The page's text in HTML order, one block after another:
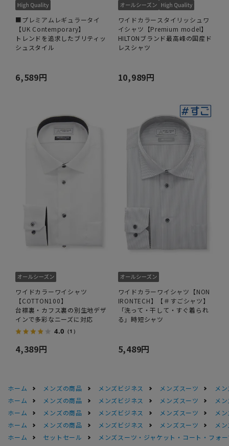
■プレミアムレギュラータイ
【UK Contemporary】
トレンドを追求したブリティッ
シュスタイル
6,589円
ワイドカラースタイリッシュワ
イシャツ【Premium model】
HILTONブランド最高峰の国産ド
レスシャツ
10,989円
ワイドカラーワイシャツ
【COTTON100】
台襟裏・カフス裏の別生地デザ
インで多彩なニーズに対応
4.0 （1）
4,389円
ワイドカラーワイシャツ【NON
IRONTECH】【＃すごシャツ】
「洗って・干して・すぐ着られ
る」時短シャツ
5,489円
ホーム メンズの商品 メンズビジネス メンズスーツ
メ
ホーム
メンズの商品 メンズビジネス メンズスーツ
メ
ホーム
メンズの商品 メンズビジネス メンズスーツ
メ
ホーム
メンズの商品 メンズビジネス メンズスーツ
メ
ホーム
セットセール メンズスーツ・ジャケット・コート・フォ